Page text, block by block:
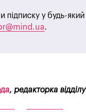
підписку у будь-
.
, редакторка